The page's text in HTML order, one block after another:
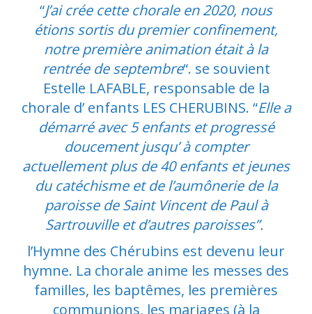
“J’ai crée cette chorale en 2020, nous
étions sortis du premier confinement,
notre première animation était à la
rentrée de septembre“. se souvient
Estelle LAFABLE, responsable de la
chorale d’ enfants LES CHERUBINS. “Elle a
démarré avec 5 enfants et progressé
doucement jusqu’ à compter
actuellement plus de 40 enfants et jeunes
du catéchisme et de l’aumônerie de la
paroisse de Saint Vincent de Paul à
Sartrouville et d’autres paroisses”.
l’Hymne des Chérubins est devenu leur
hymne. La chorale anime les messes des
familles, les baptêmes, les premières
communions, les mariages (à la